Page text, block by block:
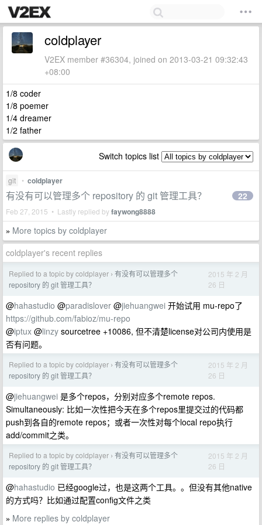
coldplayer
V2EX member #36304, joined on 2013-03-21 09:32:43
+08:00
1/8 coder
1/8 poemer
1/4 dreamer
1/2 father
Switch topics list
git • coldplayer
有没有可以管理多个 repository 的 git 管理工具？
Feb 27, 2015 • Lastly replied byfaywong8888
22
» More topics by coldplayer
coldplayer's recent replies
Replied to a topic by coldplayer › 有没有可以管理多个
repository 的 git 管理工具？
2015 年 2 月
26 日
@hahastudio @paradislover @jiehuangwei 开始试用 mu-repo了
https://github.com/fabioz/mu-repo
@iptux @linzy sourcetree +10086, 但不清楚license对公司内使用是
否有问题。
Replied to a topic by coldplayer › 有没有可以管理多个
repository 的 git 管理工具？
2015 年 2 月
26 日
@jiehuangwei 是多个repos，分别对应多个remote repos.
Simultaneously: 比如一次性把今天在多个repos里提交过的代码都
push到各自的remote repos；或者一次性对每个local repo执行
add/commit之类。
Replied to a topic by coldplayer › 有没有可以管理多个
repository 的 git 管理工具？
2015 年 2 月
26 日
@hahastudio 已经google过，也是这两个工具。。但没有其他native
的方式吗？比如通过配置config文件之类
» More replies by coldplayer